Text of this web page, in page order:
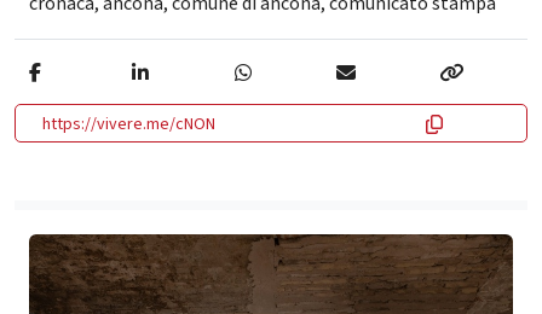
https://vivere.me/cNON